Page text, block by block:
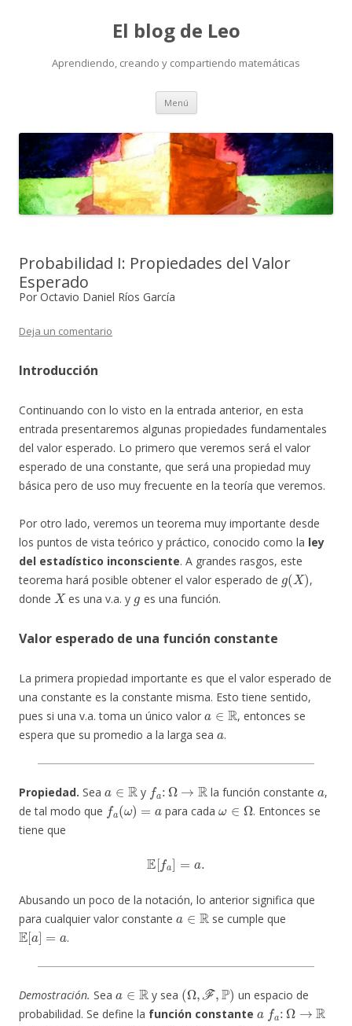
El blog de Leo
Aprendiendo, creando y compartiendo matemáticas
Menú Saltar
contenido
Probabilidad I: Propiedades del Valor
Esperado
Por Octavio Daniel Ríos García
Deja un comentario
Introducción
Continuando con lo visto en la entrada anterior, en esta
entrada presentaremos algunas propiedades fundamentales
del valor esperado. Lo primero que veremos será el valor
esperado de una constante, que será una propiedad muy
básica pero de uso muy frecuente en la teoría que veremos.
Por otro lado, veremos un teorema muy importante desde
los puntos de vista teórico y práctico, conocido como la ley
del estadístico inconsciente. A grandes rasgos, este
teorema hará posible obtener el valor esperado de
g(X)
,
donde
X
es una v.a. y
g
es una función.
Valor esperado de una función constante
La primera propiedad importante es que el valor esperado de
una constante es la constante misma. Esto tiene sentido,
pues si una v.a. toma un único valor
a ∈R
, entonces se
espera que su promedio a la larga sea
a
.
Propiedad. Sea
R
y
a Ω
la función constante ,
de tal modo que
fa(ω)= a
para cada
ω∈Ω
. Entonces se
tiene que
E[f a a.
Abusando un poco de la notación, lo anterior significa que
para cualquier valor constante
a∈ R
se cumple que
E[a] =a
.
Demostración. Sea
R
y sea
(Ω ,P
un espacio de
probabilidad. Se define la función constante
afa:Ω →R